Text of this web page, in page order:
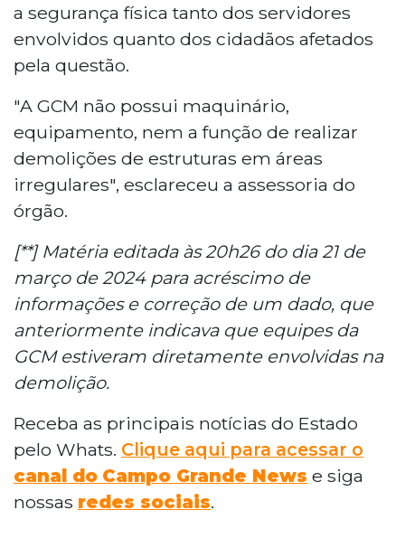
a segurança física tanto dos servidores
envolvidos quanto dos cidadãos afetados
pela questão.
"A GCM não possui maquinário,
equipamento, nem a função de realizar
demolições de estruturas em áreas
irregulares", esclareceu a assessoria do
órgão.
[**] Matéria editada às 20h26 do dia 21 de
março de 2024 para acréscimo de
informações e correção de um dado, que
anteriormente indicava que equipes da
GCM estiveram diretamente envolvidas na
demolição.
Receba as principais notícias do Estado
pelo Whats. Clique aqui para acessar o
canal do Campo Grande News e siga
nossas redes sociais.